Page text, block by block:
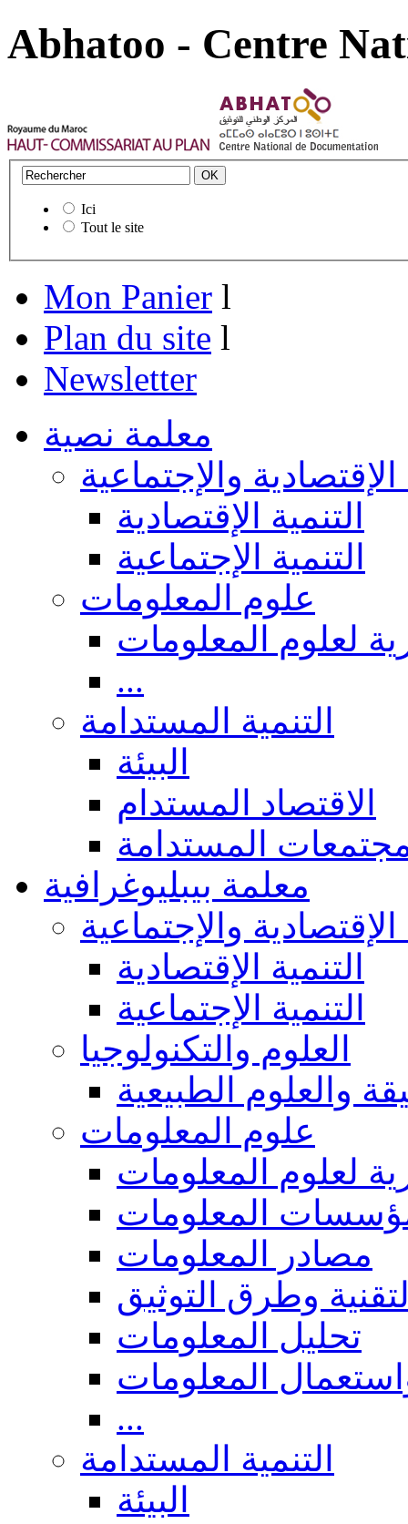
Abhatoo - Centre
Ici
Tout le site
Mon Panier l
Plan du site l
Newsletter
معلمة نصية
الإقتصادية والإجتماعية
التنمية الإقتصادية
التنمية الإجتماعية
علوم المعلومات
لعلوم المعلومات
...
التنمية المستدامة
البيئة
الاقتصاد المستدام
المستدامة
معلمة بيبليوغرافية
الإقتصادية والإجتماعية
التنمية الإقتصادية
التنمية الإجتماعية
العلوم والتكنولوجيا
والعلوم الطبيعية
علوم المعلومات
لعلوم المعلومات
المعلومات
مصادر المعلومات
وطرق التوثيق
تحليل المعلومات
المعلومات
...
التنمية المستدامة
البيئة